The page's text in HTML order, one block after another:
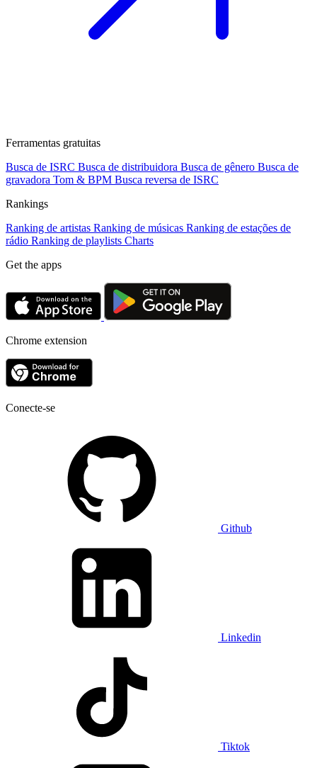
Ferramentas gratuitas
Busca de ISRC Busca de distribuidora Busca de gênero Busca de
gravadora Tom & BPM Busca reversa de ISRC
Rankings
Ranking de artistas Ranking de músicas Ranking de estações de
rádio Ranking de playlists Charts
Get the apps
Chrome extension
Conecte-se
Github
Linkedin
Tiktok